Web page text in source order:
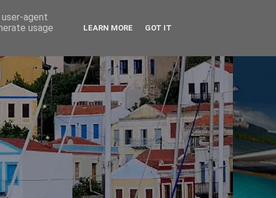
agent
usage
LEARN MORE GOT IT